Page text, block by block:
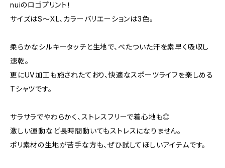
nuiのロゴプリント！
サイズはS〜XL、カラーバリエーションは3色。
柔らかなシルキータッチと生地で、べたついた汗を素早く吸収し
速乾。
更にUV加工も施されたており、快適なスポーツライフを楽しめる
Tシャツです。
サラサラでやわらかく、ストレスフリーで着心地も◎
激しい運動など長時間動いてもストレスになりません。
ポリ素材の生地が苦手な方も、ぜひ試してほしいアイテムです。